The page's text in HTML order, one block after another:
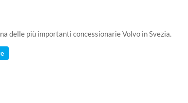
delle più importanti concessionarie Volvo in Svezia.